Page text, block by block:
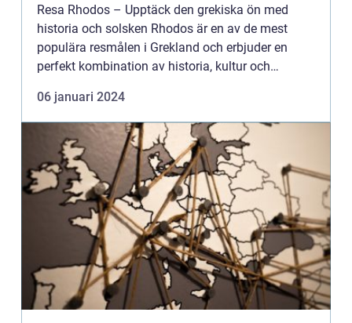
Resa Rhodos – Upptäck den grekiska ön med
historia och solsken Rhodos är en av de mest
populära resmålen i Grekland och erbjuder en
perfekt kombination av historia, kultur och
resenärer från hela v...
06 januari 2024